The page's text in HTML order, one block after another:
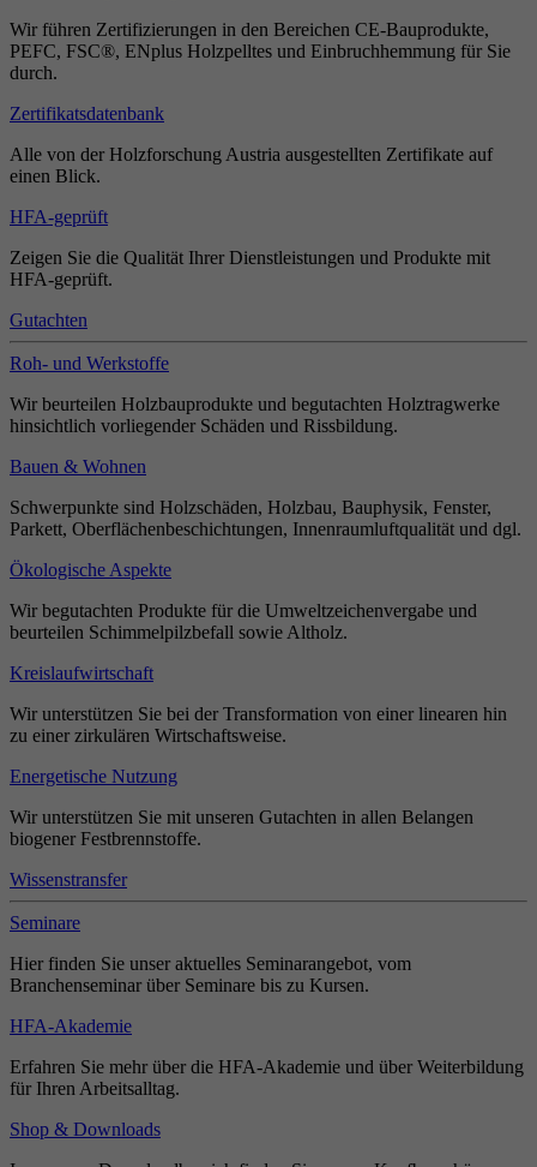
Wir führen Zertifizierungen in den Bereichen CE-Bauprodukte,
PEFC, FSC®, ENplus Holzpelltes und Einbruchhemmung für Sie
durch.
Zertifikatsdatenbank
Alle von der Holzforschung Austria ausgestellten Zertifikate auf
einen Blick.
HFA-geprüft
Zeigen Sie die Qualität Ihrer Dienstleistungen und Produkte mit
HFA-geprüft.
Gutachten
Roh- und Werkstoffe
Wir beurteilen Holzbauprodukte und begutachten Holztragwerke
hinsichtlich vorliegender Schäden und Rissbildung.
Bauen & Wohnen
Schwerpunkte sind Holzschäden, Holzbau, Bauphysik, Fenster,
Parkett, Oberflächenbeschichtungen, Innenraumluftqualität und dgl.
Ökologische Aspekte
Wir begutachten Produkte für die Umweltzeichenvergabe und
beurteilen Schimmelpilzbefall sowie Altholz.
Kreislaufwirtschaft
Wir unterstützen Sie bei der Transformation von einer linearen hin
zu einer zirkulären Wirtschaftsweise.
Energetische Nutzung
Wir unterstützen Sie mit unseren Gutachten in allen Belangen
biogener Festbrennstoffe.
Wissenstransfer
Seminare
Hier finden Sie unser aktuelles Seminarangebot, vom
Branchenseminar über Seminare bis zu Kursen.
HFA-Akademie
Erfahren Sie mehr über die HFA-Akademie und über Weiterbildung
für Ihren Arbeitsalltag.
Shop & Downloads